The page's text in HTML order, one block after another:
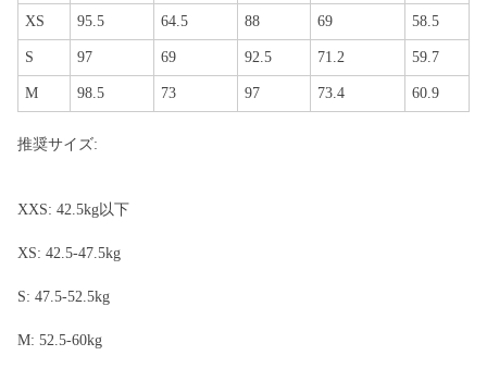
XS 95.5 64.5 88 69 58.5
S 97 69 92.5 71.2 59.7
M 98.5 73 97 73.4 60.9
推奨サイズ:
XXS: 42.5kg以下
XS: 42.5-47.5kg
S: 47.5-52.5kg
M: 52.5-60kg